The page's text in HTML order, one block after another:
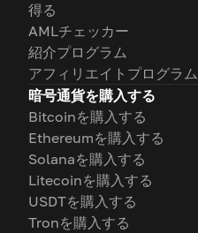
得る
AMLチェッカー
紹介プログラム
アフィリエイトプログラム
暗号通貨を購入する
Bitcoinを購入する
Ethereumを購入する
Solanaを購入する
Litecoinを購入する
USDTを購入する
Tronを購入する